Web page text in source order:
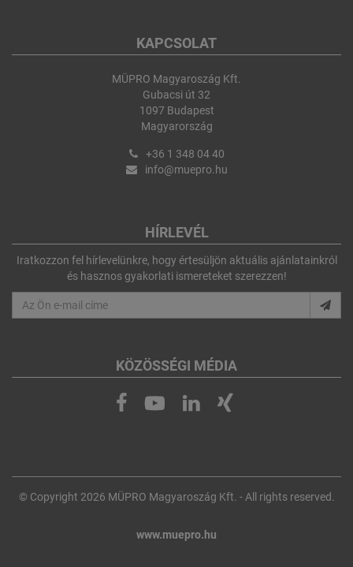
KAPCSOLAT
MÜPRO Magyaroszág Kft.
Gubacsi út 32
1097 Budapest
Magyarország
+36 1 348 04 40
info@muepro.hu
HÍRLEVÉL
Iratkozzon fel hírlevelünkre, hogy értesüljön aktuális ajánlatainkról
és hasznos gyakorlati ismereteket szerezzen!
KÖZÖSSÉGI MÉDIA
© Copyright 2026 MÜPRO Magyaroszág Kft. - All rights reserved.
www.muepro.hu